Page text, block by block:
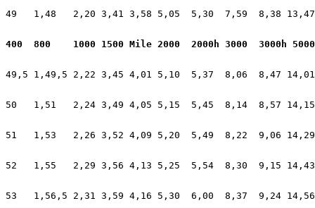
49   1,48   2,20 3,41 3,58 5,05  5,30  7,59  8,38
400  800    1000 1500 Mile 2000  2000h 3000  3000h
49,5 1,49,5 2,22 3,45 4,01 5,10  5,37  8,06  8,47
50   1,51   2,24 3,49 4,05 5,15  5,45  8,14  8,57 14,15
51   1,53   2,26 3,52 4,09 5,20  5,49  8,22  9,06
52   1,55   2,29 3,56 4,13 5,25  5,54  8,30  9,15
53   1,56,5 2,31 3,59 4,16 5,30  6,00  8,37  9,24